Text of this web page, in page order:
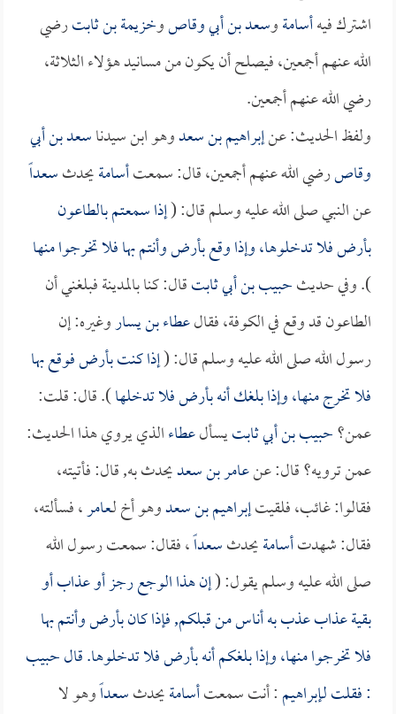
اشترك فيهأسامةوسعد بن أبي وقاصوخزيمة بن ثابترضي
الله عنهم أجمعين، فيصلح أن يكون من مسانيد هؤلاء الثلاثة،
رضي الله عنهم أجمعين.
ولفظ الحديث: عنإبراهيم بن سعدوهو ابن سيدناسعد بن أبي
وقاصرضي الله عنهم أجمعين، قال: سمعتأسامةيحدثسعداً
عن النبي صلى الله عليه وسلم قال: (إذا سمعتم بالطاعون
بأرض فلا تدخلوها، وإذا وقع بأرض وأنتم بها فلا تخرجوا منها
). وفي حديثحبيب بن أبي ثابتقال: كنا بالمدينة فبلغني أن
الطاعون قد وقع في الكوفة، فقالعطاء بن يساروغيره: إن
رسول الله صلى الله عليه وسلم قال: (إذا كنت بأرض فوقع بها
فلا تخرج منها، وإذا بلغك أنه بأرض فلا تدخلها). قال: قلت:
عمن؟حبيب بن أبي ثابتيسألعطاءالذي يروي هذا الحديث:
عمن ترويه؟ قال: عنعامر بن سعديحدث به, قال: فأتيته،
فقالوا: غائب، فلقيتإبراهيم بن سعدوهو أخ لـعامر، فسألته،
فقال: شهدتأسامةيحدثسعداً، فقال: سمعت رسول الله
صلى الله عليه وسلم يقول: (إن هذا الوجع رجز أو عذاب أو
بقية عذاب عذب به أناس من قبلكم, فإذا كان بأرض وأنتم بها
فلا تخرجوا منها، وإذا بلغكم أنه بأرض فلا تدخلوها. قالحبيب
: فقلت لـإبراهيم: أنت سمعتأسامةيحدثسعداًوهو لا